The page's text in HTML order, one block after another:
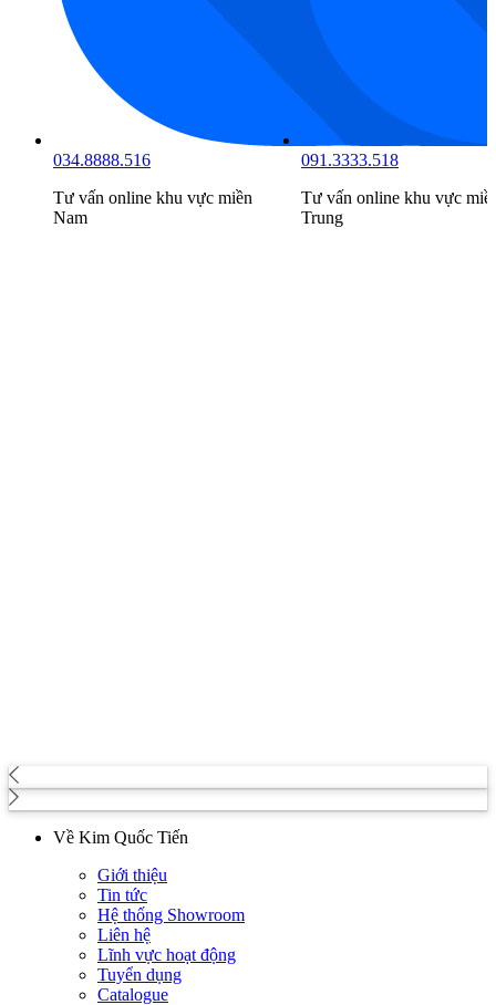
034.8888.516
Tư vấn online khu vực miền
Nam
091.3333.518
Tư vấn online khu vực
Trung
Về Kim Quốc Tiến
Giới thiệu
Tin tức
Hệ thống Showroom
Liên hệ
Lĩnh vực hoạt động
Tuyển dụng
Catalogue